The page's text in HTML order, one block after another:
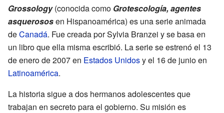
Grossology(conocida como Grotescología, agentes
asquerososen Hispanoamérica) es una serie animada
deCanadá. Fue creada por Sylvia Branzei y se basa en
un libro que ella misma escribió. La serie se estrenó el 13
de enero de 2007 en Estados Unidosy el 16 de junio en
Latinoamérica.
La historia sigue a dos hermanos adolescentes que
trabajan en secreto para el gobierno. Su misión es